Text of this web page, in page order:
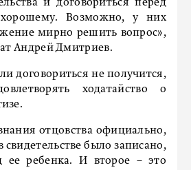
и договориться перед
хорошему. Возможно, у них
мирно решить вопрос»,
Андрей Дмитриев.
договориться не получится,
ходатайство о
отцовства официально,
свидетельстве было записано,
ее ребенка. И второе – это